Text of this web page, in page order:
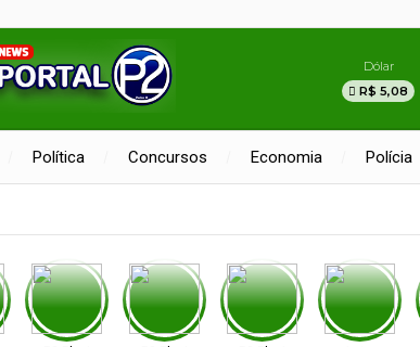
Dólar
R$ 5,08
Política Concursos Economia Polícia